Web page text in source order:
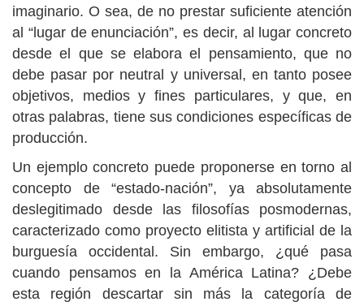
imaginario. O sea, de no prestar suficiente atención
al “lugar de enunciación”, es decir, al lugar concreto
desde el que se elabora el pensamiento, que no
debe pasar por neutral y universal, en tanto posee
objetivos, medios y fines particulares, y que, en
otras palabras, tiene sus condiciones específicas de
producción.
Un ejemplo concreto puede proponerse en torno al
concepto de “estado-nación”, ya absolutamente
deslegitimado desde las filosofías posmodernas,
caracterizado como proyecto elitista y artificial de la
burguesía occidental. Sin embargo, ¿qué pasa
cuando pensamos en la América Latina? ¿Debe
esta región descartar sin más la categoría de